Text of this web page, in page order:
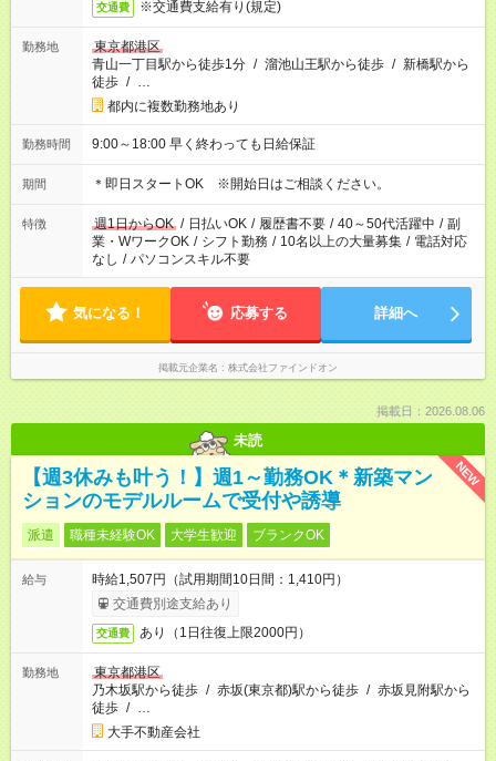
交通費 ※交通費支給有り(規定)
勤務地
東京都港区
青山一丁目駅から徒歩1分 / 溜池山王駅から徒歩 / 新橋駅から
徒歩 / …
都内に複数勤務地あり
勤務時間 9:00～18:00 早く終わっても日給保証
期間 ＊即日スタートOK ※開始日はご相談ください。
特徴 週1日からOK / 日払いOK / 履歴書不要 / 40～50代活躍中 / 副
業・WワークOK / シフト勤務 / 10名以上の大量募集 / 電話対応
なし / パソコンスキル不要
気になる！ 応募する 詳細へ
掲載元企業名 株式会社ファインドオン
掲載日：2026.08.06
未読
NEW
【週3休みも叶う！】週1～勤務OK＊新築マン
ションのモデルルームで受付や誘導
派遣 職種未経験OK 大学生歓迎 ブランクOK
給与
時給1,507円（試用期間10日間：1,410円）
交通費別途支給あり
交通費 あり（1日往復上限2000円）
勤務地
東京都港区
乃木坂駅から徒歩 / 赤坂(東京都)駅から徒歩 / 赤坂見附駅から
徒歩 / …
大手不動産会社